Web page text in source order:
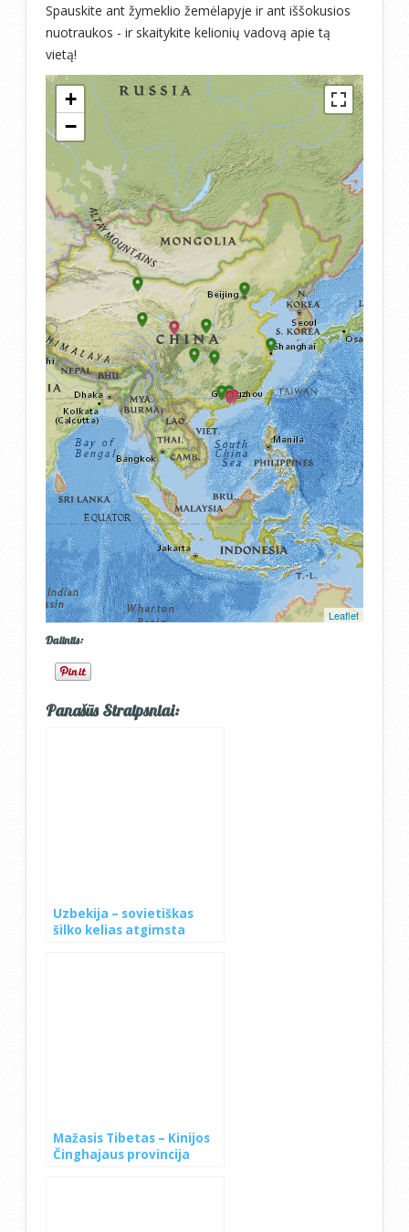
Spauskite ant žymeklio žemėlapyje ir ant iššokusios
nuotraukos - ir skaitykite kelionių vadovą apie tą
vietą!
Travelers' Map is loading...
If you see this after your page is
loaded completely, leafletJS
files are missing.
+
−
Leaflet
Dalintis:
Panašūs Straipsniai:
Uzbekija – sovietiškas
šilko kelias atgimsta
Mažasis Tibetas – Kinijos
Činghajaus provincija